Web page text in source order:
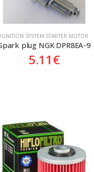
ΙGNITION SYSTEM-STARTER MOTOR
plug NGK DPR8EA-9
5.11€